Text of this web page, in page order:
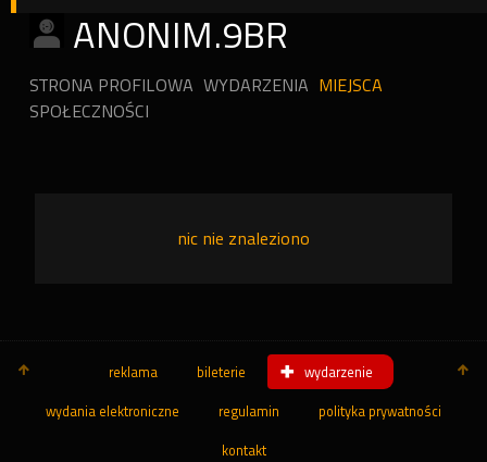
ANONIM.9BR
STRONA PROFILOWA WYDARZENIA MIEJSCA
SPOŁECZNOŚCI
nic nie znaleziono
reklama bileterie wydarzenie
wydania elektroniczne regulamin polityka prywatności
kontakt